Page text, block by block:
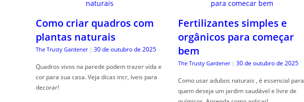
Como criar quadros com
plantas naturais
The Trusty Gardener | 30 de outubro de 2025
Quadros vivos na parede podem trazer vida e
cor para sua casa. Veja dicas incr, íveis para
decorar!
Fertilizantes simples e
orgânicos para começar
bem
The Trusty Gardener | 30 de outubro de 2025
Como usar adubos naturais , é essencial para
quem deseja um jardim saudável e livre de